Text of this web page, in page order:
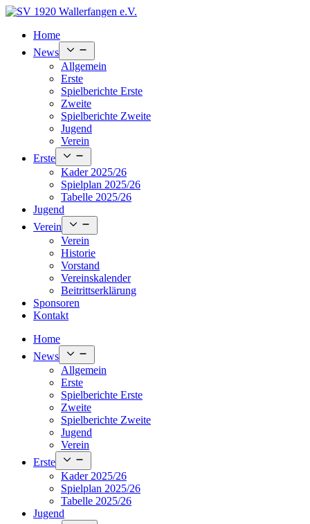
Skip
contentHome
News
menu
Allgemein
Erste
Spielberichte Erste
Zweite
Spielberichte Zweite
Jugend
Verein
Erste
menu
Kader 2025/26
Spielplan 2025/26
Tabelle 2025/26
Jugend
Verein
menu
Verein
Historie
Vorstand
Vereinskalender
Beitrittserklärung
Sponsoren
Kontakt
Home
News
menu
Allgemein
Erste
Spielberichte Erste
Zweite
Spielberichte Zweite
Jugend
Verein
Erste
menu
Kader 2025/26
Spielplan 2025/26
Tabelle 2025/26
Jugend